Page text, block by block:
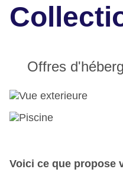
Offres
Voici ce que propose